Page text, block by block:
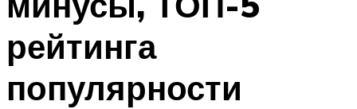
рейтинга
популярности